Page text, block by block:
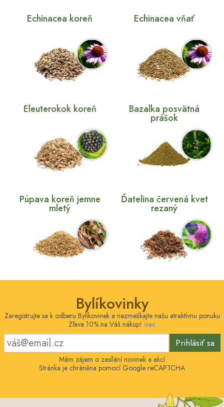
Echinacea koreň Echinacea vňať
Eleuterokok koreň Bazalka posvätná
prášok
Púpava koreň jemne
mletý
Ďatelina červená kvet
rezaný
Bylíkovinky
Zaregistrujte sa k odberu Bylíkovinek a nezmeškajte našu atraktívnu ponuku
Zľava 10% na Váš nákup! viac
Prihlásiť sa
Mám zájem o zasílání novinek a akcí
Stránka je chráněna pomocí Google reCAPTCHA